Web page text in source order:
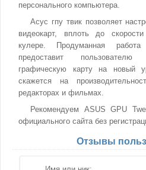
персонального компьютера.
Асус гпу твик позволяет
видеокарт, вплоть до
кулере. Продуманная
предоставит пользователю
графическую карту на новый
скажется на
редакторах и фильмах.
Рекомендуем ASUS GPU
официального сайта без
Отзывы